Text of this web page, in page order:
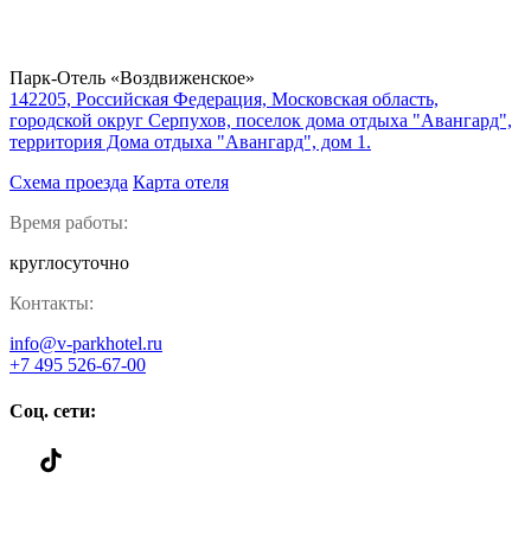
Парк-Отель «Воздвиженское»
142205, Российская Федерация, Московская область,
городской округ Серпухов, поселок дома отдыха "Авангард",
территория Дома отдыха "Авангард", дом 1.
Схема проезда Карта отеля
Время работы:
круглосуточно
Контакты:
info@v-parkhotel.ru
+7 495 526-67-00
Соц. сети: